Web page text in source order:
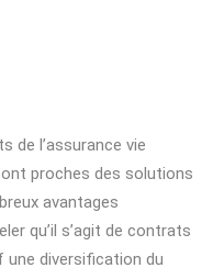
de l’assurance vie
proches des solutions
avantages
qu’il s’agit de contrats
diversification du